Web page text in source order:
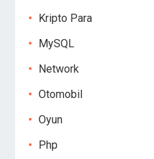
Kripto Para
MySQL
Network
Otomobil
Oyun
Php